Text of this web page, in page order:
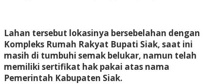
Lahan tersebut lokasinya bersebelahan dengan
Kompleks Rumah Rakyat Bupati Siak, saat ini
masih di tumbuhi semak belukar, namun telah
memiliki sertifikat hak pakai atas nama
Pemerintah Kabupaten Siak.